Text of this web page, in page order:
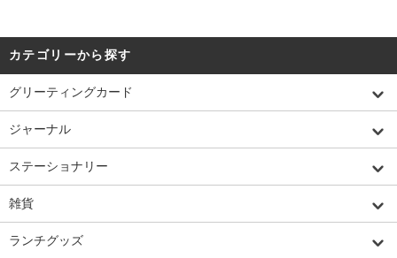
カテゴリーから探す
グリーティングカード
ジャーナル
ステーショナリー
雑貨
ランチグッズ